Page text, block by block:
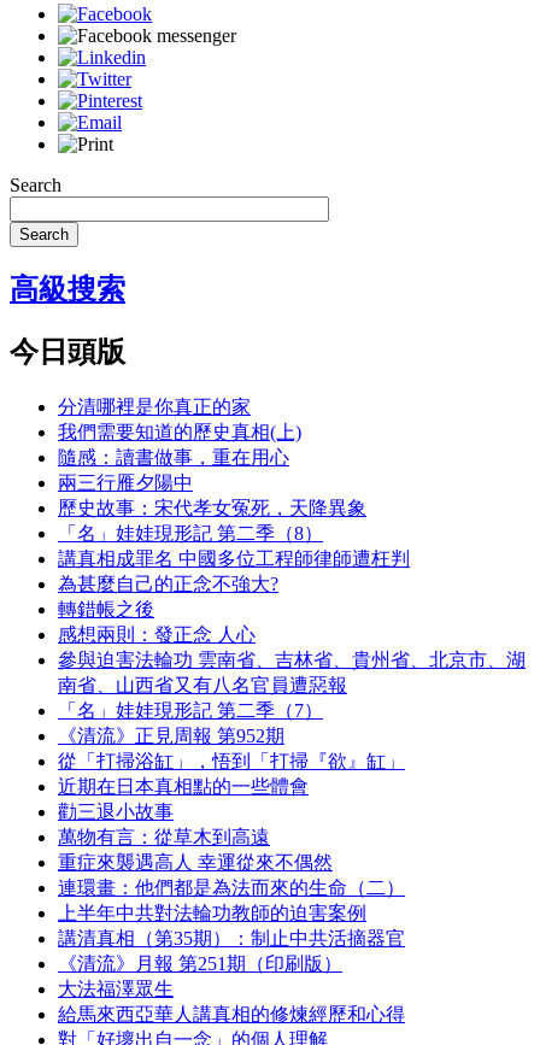
Search
Search
高級搜索
今日頭版
分清哪裡是你真正的家
我們需要知道的歷史真相(上)
隨感：讀書做事，重在用心
兩三行雁夕陽中
歷史故事：宋代孝女冤死，天降異象
「名」娃娃現形記 第二季（8）
講真相成罪名 中國多位工程師律師遭枉判
為甚麼自己的正念不強大?
轉錯帳之後
感想兩則：發正念 人心
參與迫害法輪功 雲南省、吉林省、貴州省、北京市、湖
南省、山西省又有八名官員遭惡報
「名」娃娃現形記 第二季（7）
《清流》正見周報 第952期
從「打掃浴缸」，悟到「打掃『欲』缸」
近期在日本真相點的一些體會
勸三退小故事
萬物有言：從草木到高遠
重症來襲遇高人 幸運從來不偶然
連環畫：他們都是為法而來的生命（二）
上半年中共對法輪功教師的迫害案例
講清真相（第35期）：制止中共活摘器官
《清流》月報 第251期（印刷版）
大法福澤眾生
給馬來西亞華人講真相的修煉經歷和心得
對「好壞出自一念」的個人理解